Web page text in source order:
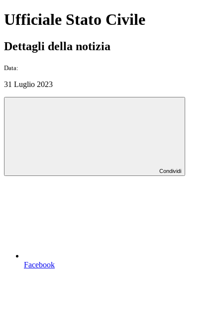
Ufficiale Stato Civile
Dettagli della notizia
Data:
31 Luglio 2023
Condividi
Facebook